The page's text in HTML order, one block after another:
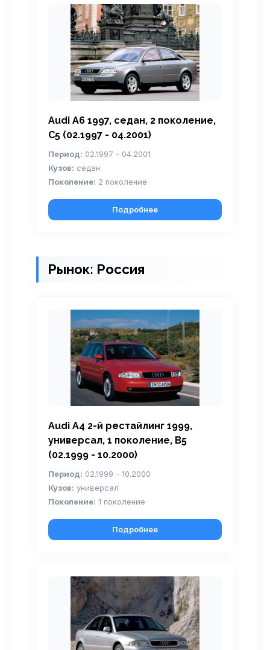
Audi A6 1997, седан, 2 поколение,
С5 (02.1997 - 04.2001)
Период: 02.1997 - 04.2001
Кузов: седан
Поколение: 2 поколение
Подробнее
Рынок: Россия
Audi A4 2-й рестайлинг 1999,
универсал, 1 поколение, B5
(02.1999 - 10.2000)
Период: 02.1999 - 10.2000
Кузов: универсал
Поколение: 1 поколение
Подробнее